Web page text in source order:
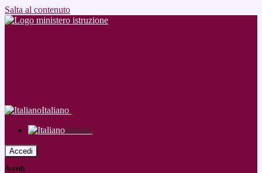
Salta al contenuto
Italiano
Italiano
Accedi
Accedi